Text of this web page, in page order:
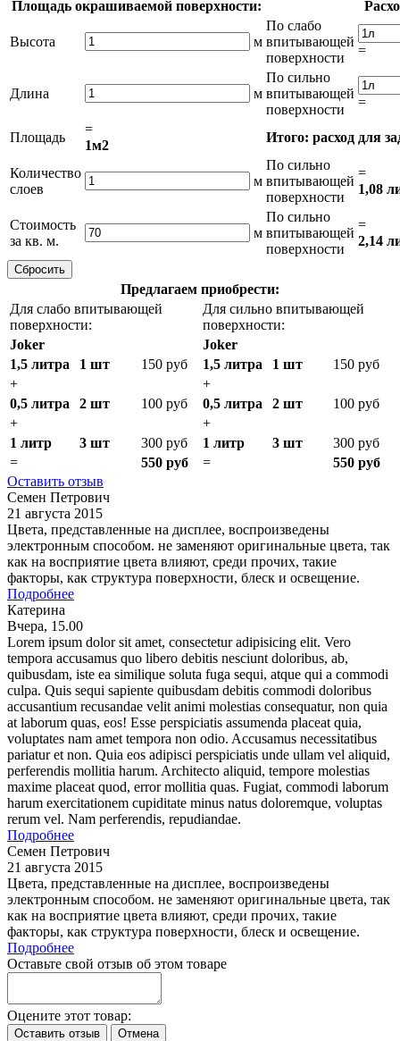
Площадь окрашиваемой поверхности:
Высота м
По слабо
впитывающей
поверхности
=
Длина м
По сильно
впитывающей
поверхности
=
Площадь
=
1м2
Итого: расход для
Количество
слоев
м
По сильно
впитывающей
поверхности
=
1,08
Стоимость
за кв. м.
м
По сильно
впитывающей
поверхности
=
2,14
Предлагаем приобрести:
Для слабо впитывающей
поверхности:
Для сильно впитывающей
поверхности:
Joker
Joker
1,5 литра
1 шт 150 руб 1,5 литра 1 шт
150 руб
+
+
0,5 литра
2 шт 100 руб 0,5 литра 2 шт
100 руб
+
+
1 литр
3 шт 300 руб 1 литр 3 шт
300 руб
=
550 руб =
550 руб
Оставить отзыв
Семен Петрович
21 августа 2015
Цвета, представленные на дисплее, воспроизведены
электронным способом. не заменяют оригинальные цвета, так
как на восприятие цвета влияют, среди прочих, такие
факторы, как структура поверхности, блеск и освещение.
Подробнее
Катерина
Вчера, 15.00
Lorem ipsum dolor sit amet, consectetur adipisicing elit. Vero
tempora accusamus quo libero debitis nesciunt doloribus, ab,
quibusdam, iste ea similique soluta fuga sequi, atque qui a commodi
culpa. Quis sequi sapiente quibusdam debitis commodi doloribus
accusantium recusandae velit animi molestias consequatur, non quia
at laborum quas, eos! Esse perspiciatis assumenda placeat quia,
voluptates nam amet tempora non odio. Accusamus necessitatibus
pariatur et non. Quia eos adipisci perspiciatis unde ullam vel aliquid,
perferendis mollitia harum. Architecto aliquid, tempore molestias
maxime placeat quod, error mollitia quas. Fugiat, commodi laborum
harum exercitationem cupiditate minus natus doloremque, voluptas
rerum vel. Nam perferendis, repudiandae.
Подробнее
Семен Петрович
21 августа 2015
Цвета, представленные на дисплее, воспроизведены
электронным способом. не заменяют оригинальные цвета, так
как на восприятие цвета влияют, среди прочих, такие
факторы, как структура поверхности, блеск и освещение.
Подробнее
Оставьте свой отзыв об этом товаре
Оцените этот товар: